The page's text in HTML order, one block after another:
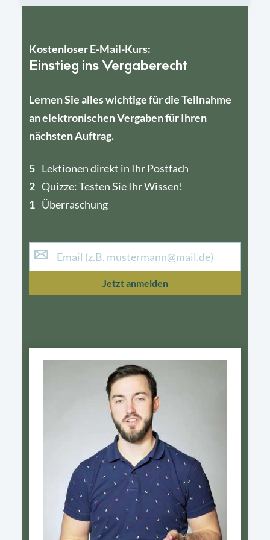
Kostenloser E-Mail-Kurs:
Einstieg ins Vergaberecht
Lernen Sie alles wichtige für die Teilnahme
an elektronischen Vergaben für Ihren
nächsten Auftrag.
5 Lektionen direkt in Ihr Postfach
2 Quizze: Testen Sie Ihr Wissen!
1 Überraschung
4
1
Jetzt anmelden